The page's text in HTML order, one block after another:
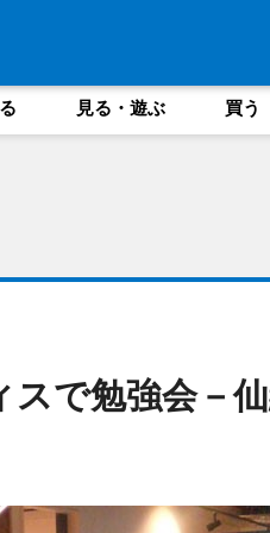
見る・遊ぶ 買う
で勉強会－